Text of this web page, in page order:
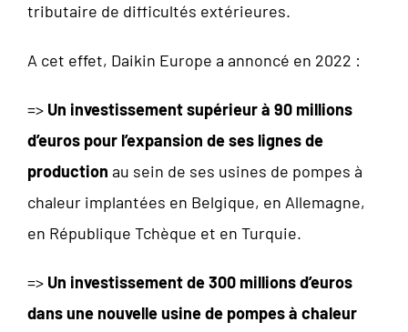
tributaire de difficultés extérieures.
A cet effet, Daikin Europe a annoncé en 2022 :
=> Un investissement supérieur à 90 millions
d’euros pour l’expansion de ses lignes de
production au sein de ses usines de pompes à
chaleur implantées en Belgique, en Allemagne,
en République Tchèque et en Turquie.
=>Un investissement de 300 millions d’euros
dans une nouvelle usine de pompes à chaleur